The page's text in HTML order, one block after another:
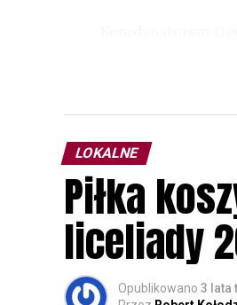
odbędzie się w
Wszystkich
rozpoznawanie
zapisy.
LOKALNE
Piłka
liceliady
Opublikowano 3 lata